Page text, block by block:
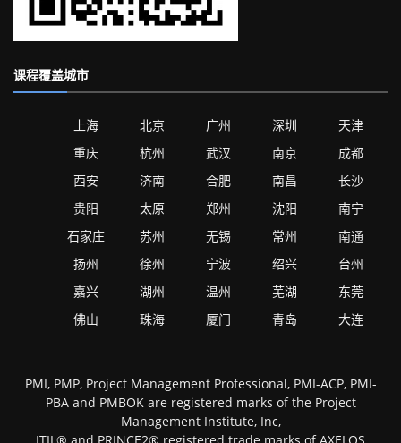
课程覆盖城市
上海 北京 广州 深圳
天津
重庆
杭州 武汉 南京
成都
西安
济南 合肥 南昌
长沙
贵阳
太原 郑州 沈阳
南宁
石家庄
苏州 无锡 常州
南通
扬州
徐州 宁波 绍兴
台州
嘉兴
湖州 温州 芜湖
东莞
佛山
珠海 厦门 青岛 大连
PMI, PMP, Project Management Professional, PMI-ACP, PMI-
PBA and PMBOK are registered marks of the Project
Management Institute, Inc,